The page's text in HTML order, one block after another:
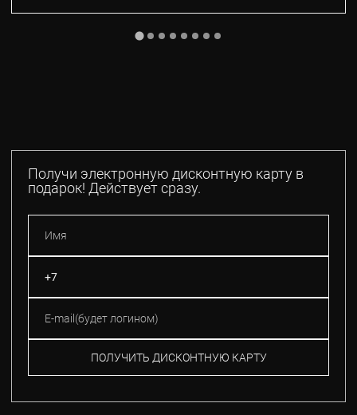
Получи электронную дисконтную карту в
подарок! Действует сразу.
ПОЛУЧИТЬ ДИСКОНТНУЮ КАРТУ